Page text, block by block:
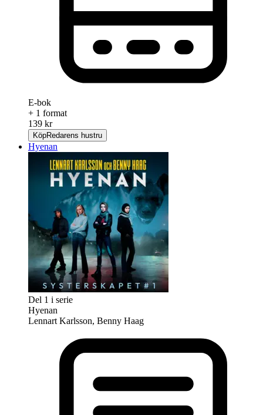
E-bok
+ 1 format
139 kr
KöpRedarens hustru
Hyenan
Del 1 i serie
Hyenan
Lennart Karlsson, Benny Haag